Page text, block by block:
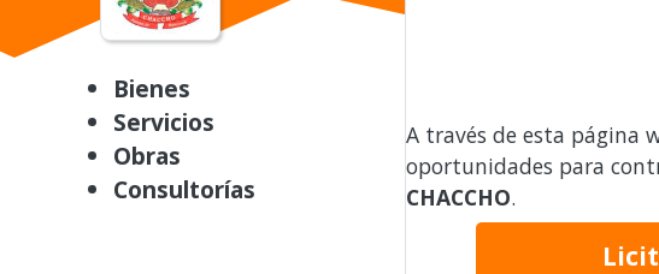
Bienes
Servicios
Obras
Consultorías
A través de esta página
oportunidades para
CHACCHO.